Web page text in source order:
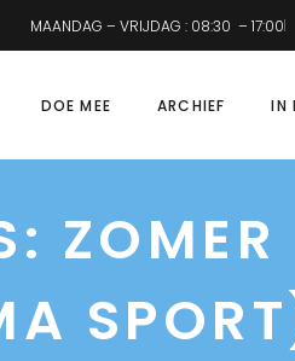
MAANDAG – VRIJDAG : 08:30 – 17:00
DOE MEE ARCHIEF IN
ZOMER